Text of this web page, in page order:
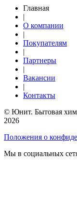
Главная
|
О компании
|
Покупателям
|
Партнеры
|
Вакансии
|
Контакты
© Юнит. Бытовая
2026
Положения о
Мы в социальных